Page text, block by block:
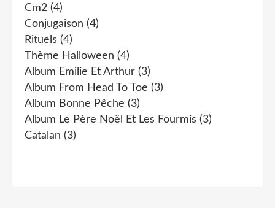
Cm2 (4)
Conjugaison (4)
Rituels (4)
Thème Halloween (4)
Album Emilie Et Arthur (3)
Album From Head To Toe (3)
Album Bonne Pêche (3)
Album Le Père Noël Et Les Fourmis (3)
Catalan (3)